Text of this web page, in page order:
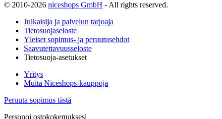
© 2010-2026 niceshops GmbH - All rights reserved.
Julkaisija ja palvelun tarjoaja
Tietosuojaseloste
Yleiset sopimus- ja peruutusehdot
Saavutettavuusseloste
Tietosuoja-asetukset
Yritys
Muita Niceshops-kauppoja
Peruuta sopimus tästä
Personoi ostokokemuksesi